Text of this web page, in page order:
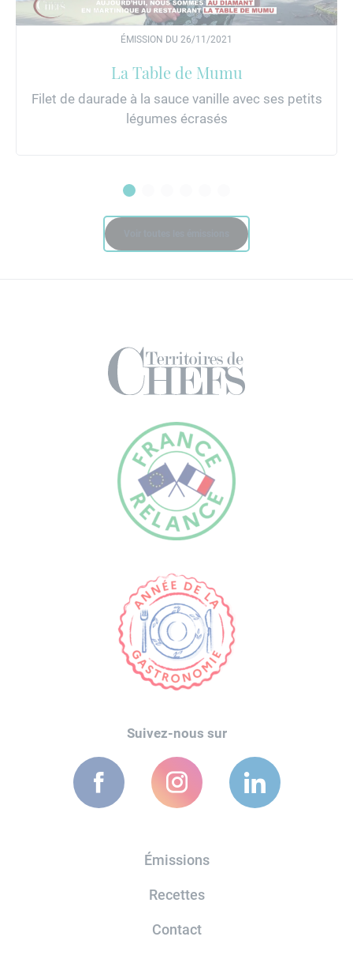
ÉMISSION DU 26/11/2021
La Table de Mumu
Filet de daurade à la sauce vanille avec ses petits
légumes écrasés
Suivez-nous sur
Émissions
Recettes
Contact